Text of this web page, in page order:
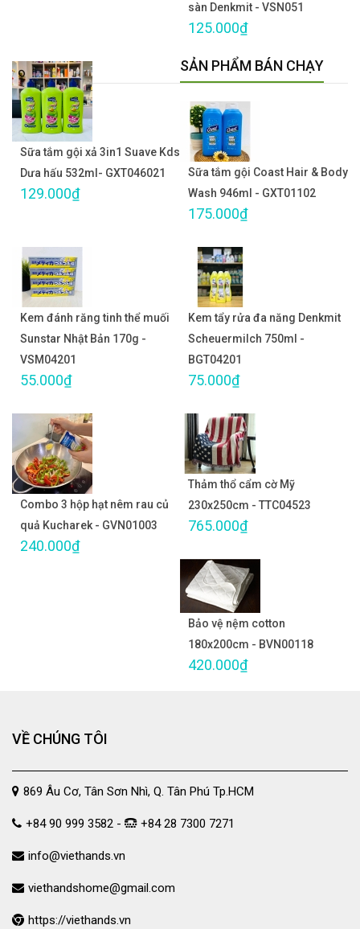
sàn Denkmit - VSN051
125.000₫
Sữa tắm gội xả 3in1 Suave Kds
Dưa hấu 532ml- GXT046021
129.000₫
SẢN PHẨM BÁN CHẠY
Sữa tắm gội Coast Hair & Body
Wash 946ml - GXT01102
175.000₫
Kem đánh răng tinh thể muối
Sunstar Nhật Bản 170g -
VSM04201
55.000₫
Kem tẩy rửa đa năng Denkmit
Scheuermilch 750ml -
BGT04201
75.000₫
Combo 3 hộp hạt nêm rau củ
quả Kucharek - GVN01003
240.000₫
Thảm thổ cẩm cờ Mỹ
230x250cm - TTC04523
765.000₫
Bảo vệ nệm cotton
180x200cm - BVN00118
420.000₫
VỀ CHÚNG TÔI
869 Âu Cơ, Tân Sơn Nhì, Q. Tân Phú Tp.HCM
+84 90 999 3582 - +84 28 7300 7271
info@viethands.vn
viethandshome@gmail.com
https://viethands.vn